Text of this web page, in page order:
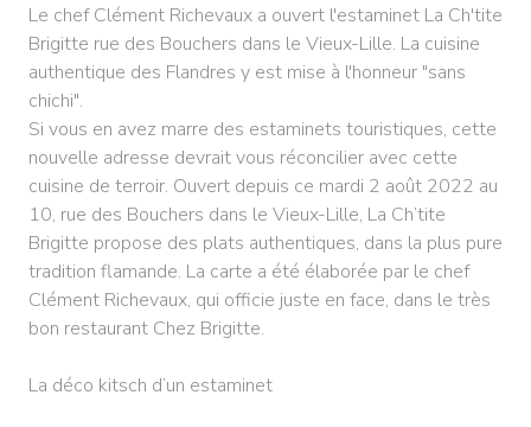
Le chef Clément Richevaux a ouvert l'estaminet La Ch'tite
Brigitte rue des Bouchers dans le Vieux-Lille. La cuisine
authentique des Flandres y est mise à l'honneur "sans
chichi".
Si vous en avez marre des estaminets touristiques, cette
nouvelle adresse devrait vous réconcilier avec cette
cuisine de terroir. Ouvert depuis ce mardi 2 août 2022 au
10, rue des Bouchers dans le Vieux-Lille, La Ch’tite
Brigitte propose des plats authentiques, dans la plus pure
tradition flamande. La carte a été élaborée par le chef
Clément Richevaux, qui officie juste en face, dans le très
bon restaurant Chez Brigitte.
La déco kitsch d’un estaminet